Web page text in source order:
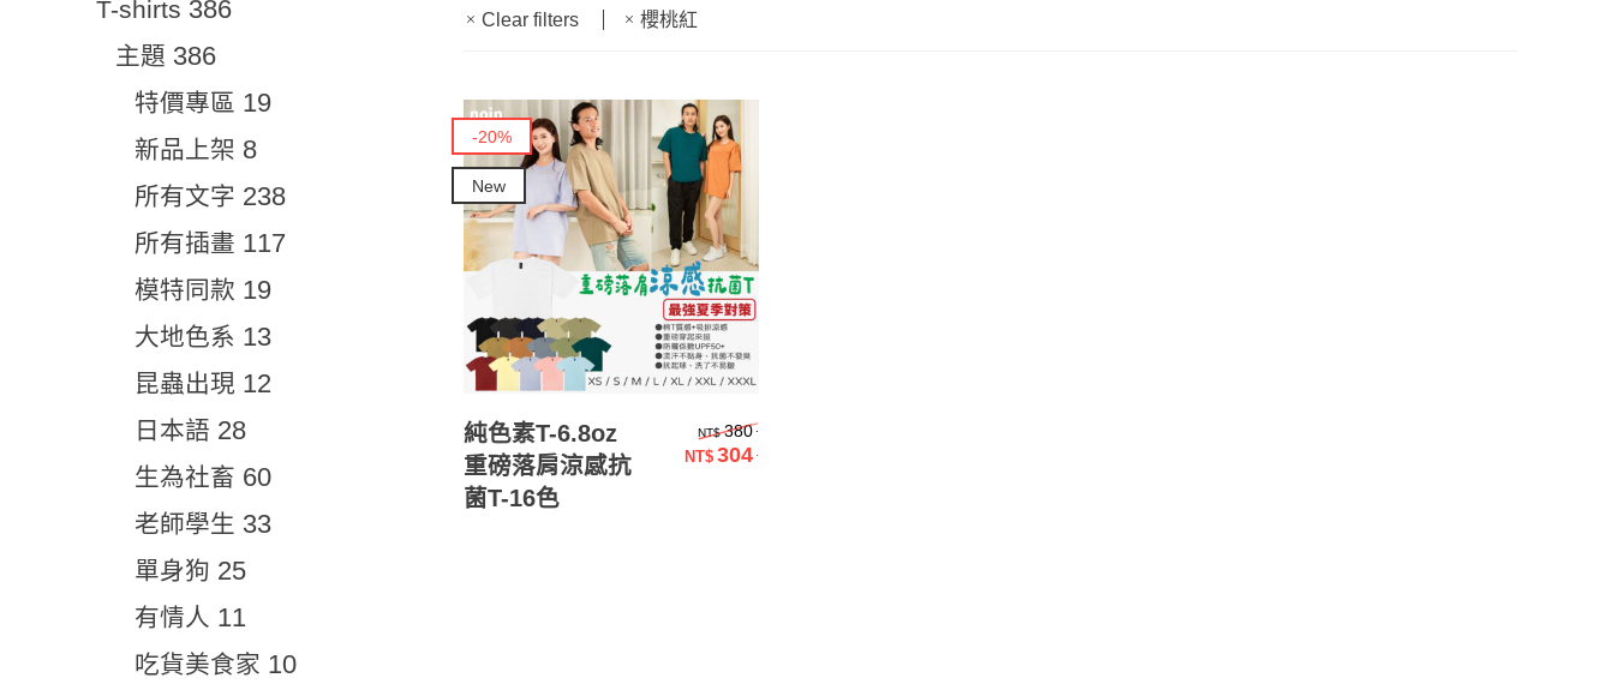
T-shirts 386
主題 386
特價專區 19
新品上架 8
所有文字 238
所有插畫 117
模特同款 19
大地色系 13
昆蟲出現 12
日本語 28
生為社畜 60
老師學生 33
單身狗 25
有情人 11
吃貨美食家 10
Clear filters 櫻桃紅
-20%
New
純色素T-6.8oz
重磅落肩涼感抗
菌T-16色
NT$ 380.原始價格：NT$380.。
NT$ 304